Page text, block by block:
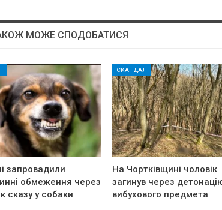
МОЖЕ СПОДОБАТИСЯ
запровадили
обмеження через
сказу у собаки
СКАНДАЛ
На Чортківщині чоловік
загинув через
вибухового предмета